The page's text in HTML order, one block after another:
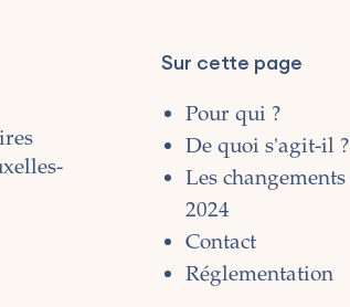
Sur cette page
Pour qui ?
De quoi s'agit-il ?
Les
2024
Contact
Réglementation